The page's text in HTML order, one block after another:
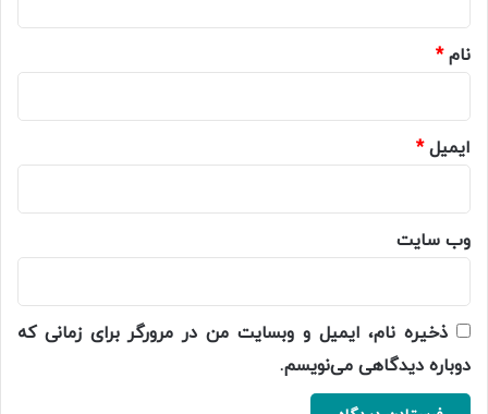
نام*
ایمیل*
وب‌ سایت
ذخیره نام، ایمیل و وبسایت من در مرورگر برای زمانی که
دوباره دیدگاهی می‌نویسم.